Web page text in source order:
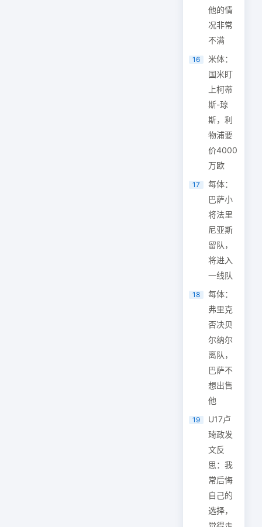
他的情
况非常
不满
16
米体：
国米盯
上柯蒂
斯-琼
斯，利
物浦要
价4000
万欧
17
每体：
巴萨小
将法里
尼亚斯
留队，
将进入
一线队
18
每体：
弗里克
否决贝
尔纳尔
离队，
巴萨不
想出售
他
19
U17卢
琦政发
文反
思：我
常后悔
自己的
选择，